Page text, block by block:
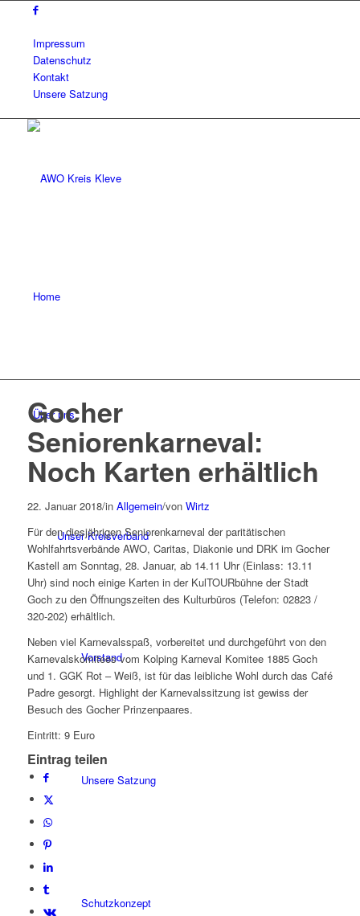
Impressum
Datenschutz
Kontakt
Unsere Satzung
Home
Über uns
Unser Kreisverband
Vorstand
Unsere Satzung
Schutzkonzept
Gocher
Seniorenkarneval:
Noch Karten erhältlich
22. Januar 2018/in Allgemein/von Wirtz
Für den diesjährigen Seniorenkarneval der paritätischen
Wohlfahrtsverbände AWO, Caritas, Diakonie und DRK im Gocher
Kastell am Sonntag, 28. Januar, ab 14.11 Uhr (Einlass: 13.11
Uhr) sind noch einige Karten in der KulTOURbühne der Stadt
Goch zu den Öffnungszeiten des Kulturbüros (Telefon: 02823 /
320-202) erhältlich.
Neben viel Karnevalsspaß, vorbereitet und durchgeführt von den
Karnevalskomitees vom Kolping Karneval Komitee 1885 Goch
und 1. GGK Rot – Weiß, ist für das leibliche Wohl durch das Café
Padre gesorgt. Highlight der Karnevalssitzung ist gewiss der
Besuch des Gocher Prinzenpaares.
Eintritt: 9 Euro
Eintrag teilen